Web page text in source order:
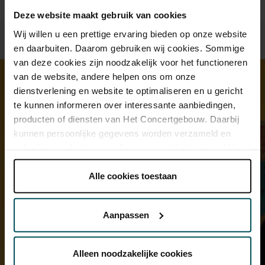
Deze website maakt gebruik van cookies
Wij willen u een prettige ervaring bieden op onze website
en daarbuiten. Daarom gebruiken wij cookies. Sommige
van deze cookies zijn noodzakelijk voor het functioneren
van de website, andere helpen ons om onze
dienstverlening en website te optimaliseren en u gericht
te kunnen informeren over interessante aanbiedingen,
producten of diensten van Het Concertgebouw. Daarbij
kunnen persoonlijke gegevens worden verzameld en
onder 'aanpassen' zelf welke cookies wij mogen
Lees onze cookieverklaring hier. Lees onze
Via decookieverklaringop onze website kunt u uw
Alle cookies toestaan
Aanpassen
Alleen noodzakelijke cookies
tijdloze schoonheid van Debussy en Ravel in het magische
Ontdek meer